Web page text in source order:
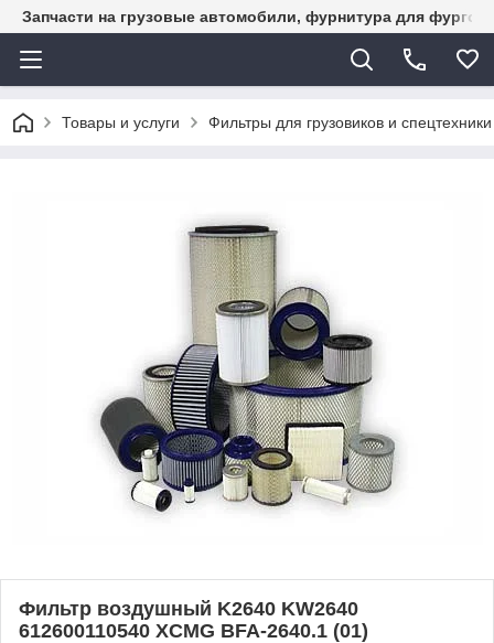
Запчасти на грузовые автомобили, фурнитура для
Товары и услуги Фильтры для грузовиков и спецтехники
Фильтр воздушный K2640 KW2640
612600110540 XCMG BFA-2640.1 (01)